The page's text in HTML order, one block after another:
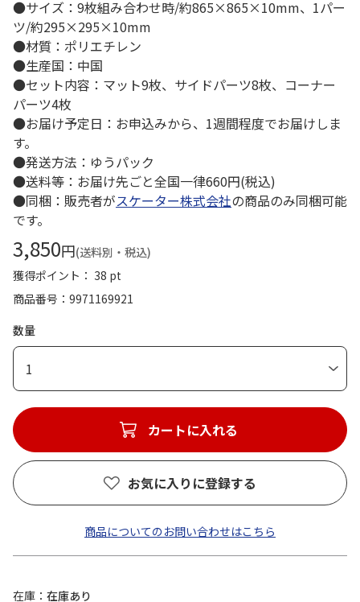
●サイズ：9枚組み合わせ時/約865×865×10mm、1パー
ツ/約295×295×10mm
●材質：ポリエチレン
●生産国：中国
●セット内容：マット9枚、サイドパーツ8枚、コーナー
パーツ4枚
●お届け予定日：お申込みから、1週間程度でお届けしま
す。
●発送方法：ゆうパック
●送料等：お届け先ごと全国一律660円(税込)
●同梱：販売者がスケーター株式会社の商品のみ同梱可能
です。
3,850円(送料別・税込)
獲得ポイント： 38 pt
商品番号
9971169921
数量
1
カートに入れる
お気に入りに登録する
商品についてのお問い合わせはこちら
在庫 在庫あり